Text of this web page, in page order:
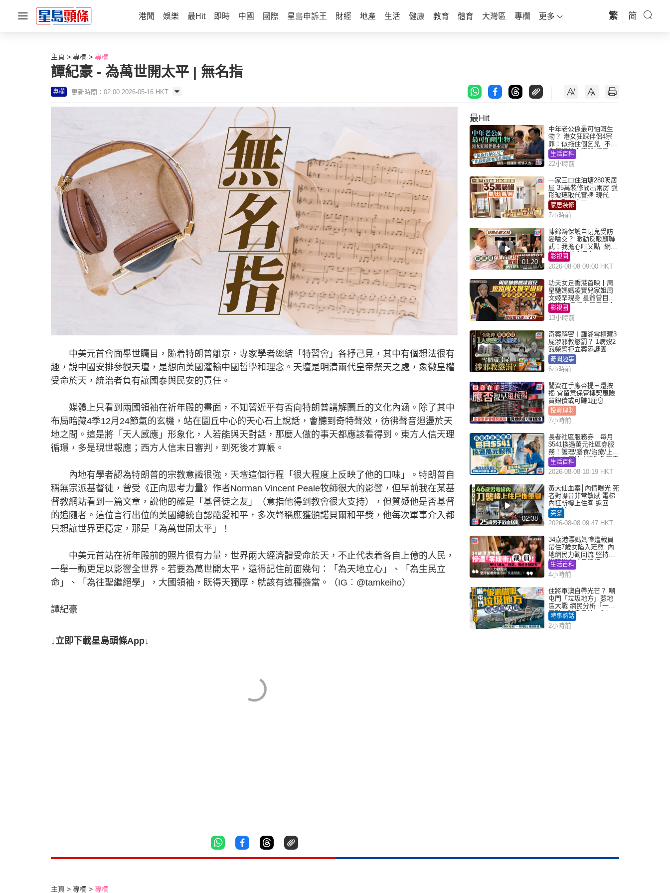
港聞 娛樂 最Hit 即時 中國 國際 星島申訴王 財經 地產 生活 健康 教育 體育 大灣區 專欄 更多 繁 简
主頁 專欄 專欄
譚紀豪 - 為萬世開太平 | 無名指
專欄 更新時間：02:00 2026-05-16 HKT
中美元首會面舉世矚目，隨着特朗普離京，專家學者總結「特習會」各抒己見，其中有個想法很有
趣，說中國安排參觀天壇，是想向美國灌輸中國哲學和理念。天壇是明清兩代皇帝祭天之處，象徵皇權
受命於天，統治者負有讓國泰與民安的責任。
媒體上只看到兩國領袖在祈年殿的畫面，不知習近平有否向特朗普講解圜丘的文化內涵。除了其中
布局暗藏4季12月24節氣的玄機，站在圜丘中心的天心石上說話，會聽到奇特聲效，彷彿聲音迴盪於天
地之間。這是將「天人感應」形象化，人若能與天對話，那麼人做的事天都應該看得到。東方人信天理
循環，多是現世報應；西方人信末日審判，到死後才算帳。
內地有學者認為特朗普的宗教意識很強，天壇這個行程「很大程度上反映了他的口味」。特朗普自
稱無宗派基督徒，曾受《正向思考力量》作者Norman Vincent Peale牧師很大的影響，但早前我在某基
督教網站看到一篇文章，說他的確是「基督徒之友」（意指他得到教會很大支持），但質疑他是否基督
的追隨者。這位言行出位的美國總統自認酷愛和平，多次聲稱應獲頒諾貝爾和平獎，他每次軍事介入都
只想讓世界更穩定，那是「為萬世開太平」！
中美元首站在祈年殿前的照片很有力量，世界兩大經濟體受命於天，不止代表着各自上億的人民，
一舉一動更足以影響全世界。若要為萬世開太平，還得記住前面幾句：「為天地立心」、「為生民立
命」、「為往聖繼絕學」，大國領袖，既得天獨厚，就該有這種擔當。（IG︰@tamkeiho）
譚紀豪
↓立即下載星島頭條App↓
最Hit
中年老公係最可怕嘅生
物？ 港女狂踩伴侶4宗
罪：似拖住個乞兒 不解
為何經常去廁所 網民一
語道破
生活百科
22小時前
一家三口住油塘280呎居
屋 35萬裝修間出兩房 弧
形玻璃取代實牆 現代神
枱櫃融入玄關
家居裝修
7小時前
01:20
陳錦鴻保護自閉兒受訪
變嗌交？ 激動反駁顏聯
武：我擔心咁又點 網民
批主持咄咄逼人
影視圈
2026-08-08 09:00 HKT
功夫女足香港首映丨周
星馳媽媽凌寶兒家姐周
文姬罕現身 星爺曾目睹
父偷食 母獨力湊三子女
影視圈
13小時前
奇案解密︱羅湖雪櫃藏3
屍涉邪教懲罰？ 1病歿2
餓斃警拒立案添謎團
奇聞趣事
6小時前
閒資在手應否提早還按
揭 宜留意保管樓契風險
買銀債或可賺1厘息
投資理財
7小時前
長者社區服務券｜每月
$541換過萬元社區券服
務！護理/膳食/治療/上門
或中心任揀 1條件免資產
審查（附申請資格及教
學）
生活百科
2026-08-08 10:19 HKT
02:38
黃大仙血案│內情曝光 死
者對噪音非常敏感 電梯
內狂斬樓上住客 返回住
所墮樓亡
突發
2026-08-08 09:47 HKT
34歲港漂媽媽慘遭裁員
帶住7歲女陷入茫然 內
地網民力勸回流 堅持留
港背後有「長遠規
劃」？
生活百科
4小時前
住將軍澳自帶光芒？ 嘲
屯門「垃圾地方」惹地
區大戰 網民分析「一共
同點」秒息風波｜Juicy
叮
時事熱話
2小時前
主頁 專欄 專欄